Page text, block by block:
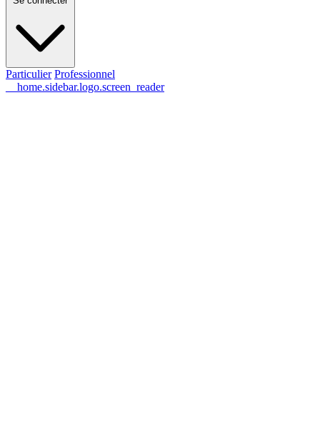
Particulier Professionnel
__home.sidebar.logo.screen_reader